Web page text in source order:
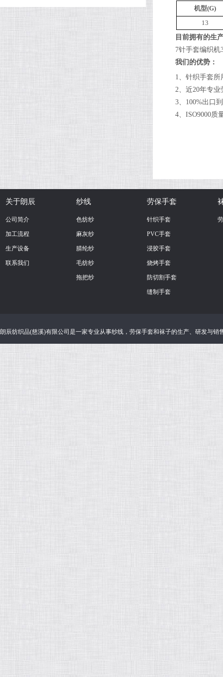
机型(G)
13
目前拥有的生
7针手套编织机
我们的优势：
1、针织手套
2、近20年专
3、100%出口
4、ISO9000质
关于朗辰
公司简介
加工流程
生产设备
联系我们
纱线
色纺纱
麻灰纱
腈纶纱
毛纺纱
拖把纱
劳保手套
针织手套
PVC手套
浸胶手套
烧烤手套
防切割手套
缝制手套
朗辰纺织品(慈溪)有限公司 是一家专业从事纱线 ， 劳保手套和袜子的生产、研发与